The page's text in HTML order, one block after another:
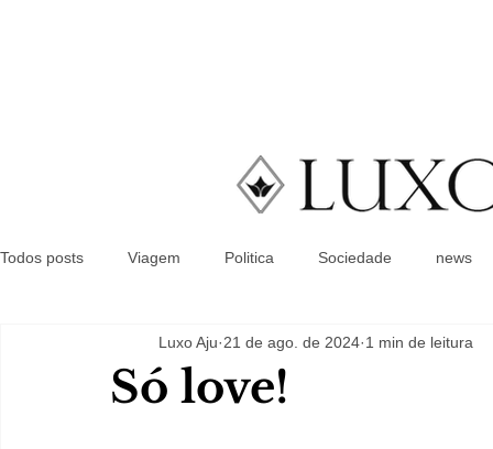
Todos posts Viagem Politica Sociedade news
Só love!
Luxo Aju 21 de ago. de 2024 1 min de leitura